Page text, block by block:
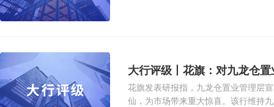
大行评级丨花旗：对九龙仓
花旗发表研报指，九龙仓置业管理层
仙，为市场带来重大惊喜。该行维持